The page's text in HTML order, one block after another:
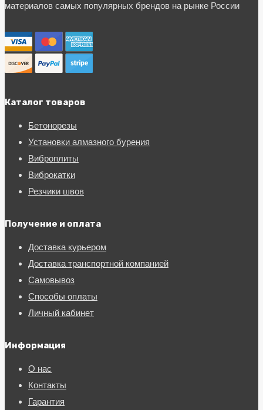
материалов самых популярных брендов на рынке России
Каталог товаров
Бетонорезы
Установки алмазного бурения
Виброплиты
Виброкатки
Резчики швов
Получение и оплата
Доставка курьером
Доставка транспортной компанией
Самовывоз
Способы оплаты
Личный кабинет
Информация
О нас
Контакты
Гарантия